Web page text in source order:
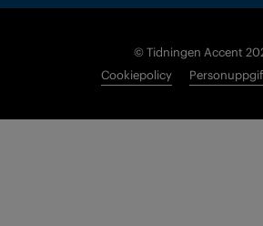
© Tidningen Accent
Cookiepolicy